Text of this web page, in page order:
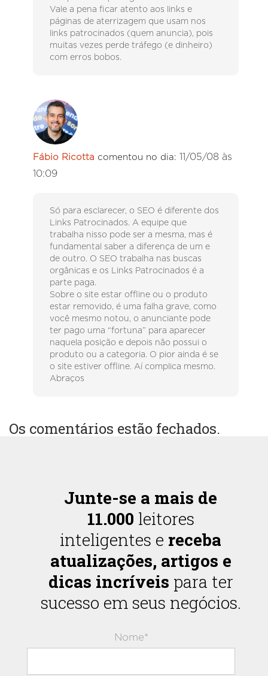
Vale a pena ficar atento aos links e
páginas de aterrizagem que usam nos
links patrocinados (quem anuncia), pois
muitas vezes perde tráfego (e dinheiro)
com erros bobos.
Fábio Ricotta comentou no dia: 11/05/08 às
10:09
Só para esclarecer, o SEO é diferente dos
Links Patrocinados. A equipe que
trabalha nisso pode ser a mesma, mas é
fundamental saber a diferença de um e
de outro. O SEO trabalha nas buscas
orgânicas e os Links Patrocinados é a
parte paga.
Sobre o site estar offline ou o produto
estar removido, é uma falha grave, como
você mesmo notou, o anunciante pode
ter pago uma “fortuna” para aparecer
naquela posição e depois não possui o
produto ou a categoria. O pior ainda é se
o site estiver offline. Aí complica mesmo.
Abraços
Os comentários estão fechados.
Junte-se a mais de
11.000 leitores
inteligentes e receba
atualizações, artigos e
dicas incríveis para ter
sucesso em seus negócios.
Nome*